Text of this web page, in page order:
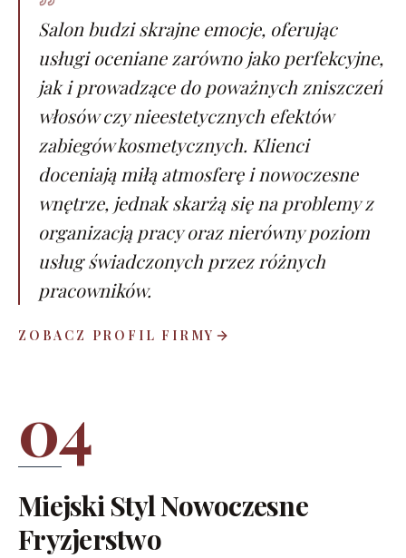
Salon budzi skrajne emocje, oferując
usługi oceniane zarówno jako perfekcyjne,
jak i prowadzące do poważnych zniszczeń
włosów czy nieestetycznych efektów
zabiegów kosmetycznych. Klienci
doceniają miłą atmosferę i nowoczesne
wnętrze, jednak skarżą się na problemy z
organizacją pracy oraz nierówny poziom
usług świadczonych przez różnych
pracowników.
ZOBACZ PROFIL FIRMY
04
Miejski Styl Nowoczesne
Fryzjerstwo